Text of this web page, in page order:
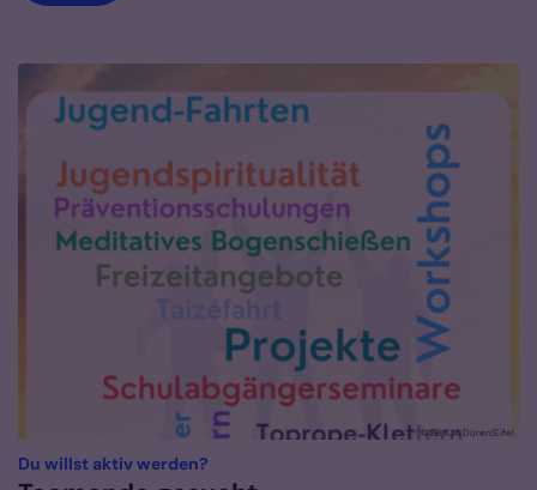
© FB KJA Düren|Eifel
Du willst aktiv werden?